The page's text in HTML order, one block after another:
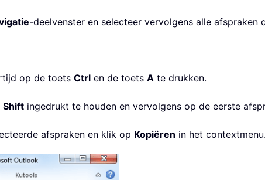
-deelvenster en selecteer vervolgens alle afspraken
op de toets Ctrl en de toets A te drukken.
Shift ingedrukt te houden en vervolgens op de eerste
afspraken en klik op Kopiëren in het contextmenu.